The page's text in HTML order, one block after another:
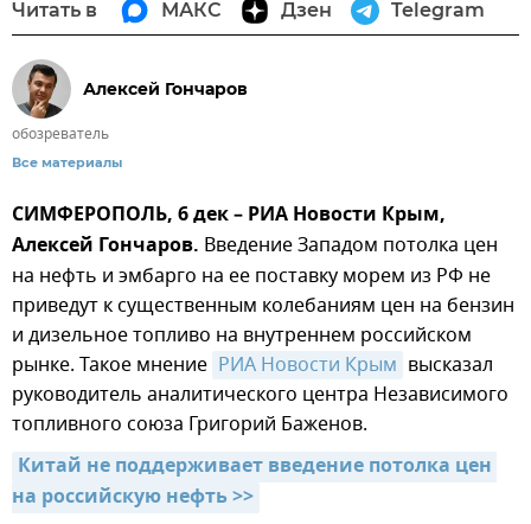
Читать в МАКС Дзен Telegram
Алексей Гончаров
обозреватель
Все материалы
СИМФЕРОПОЛЬ, 6 дек – РИА Новости Крым,
Алексей Гончаров. Введение Западом потолка цен
на нефть и эмбарго на ее поставку морем из РФ не
приведут к существенным колебаниям цен на бензин
и дизельное топливо на внутреннем российском
рынке. Такое мнение РИА Новости Крым высказал
руководитель аналитического центра Независимого
топливного союза Григорий Баженов.
Китай не поддерживает введение потолка цен
на российскую нефть >>